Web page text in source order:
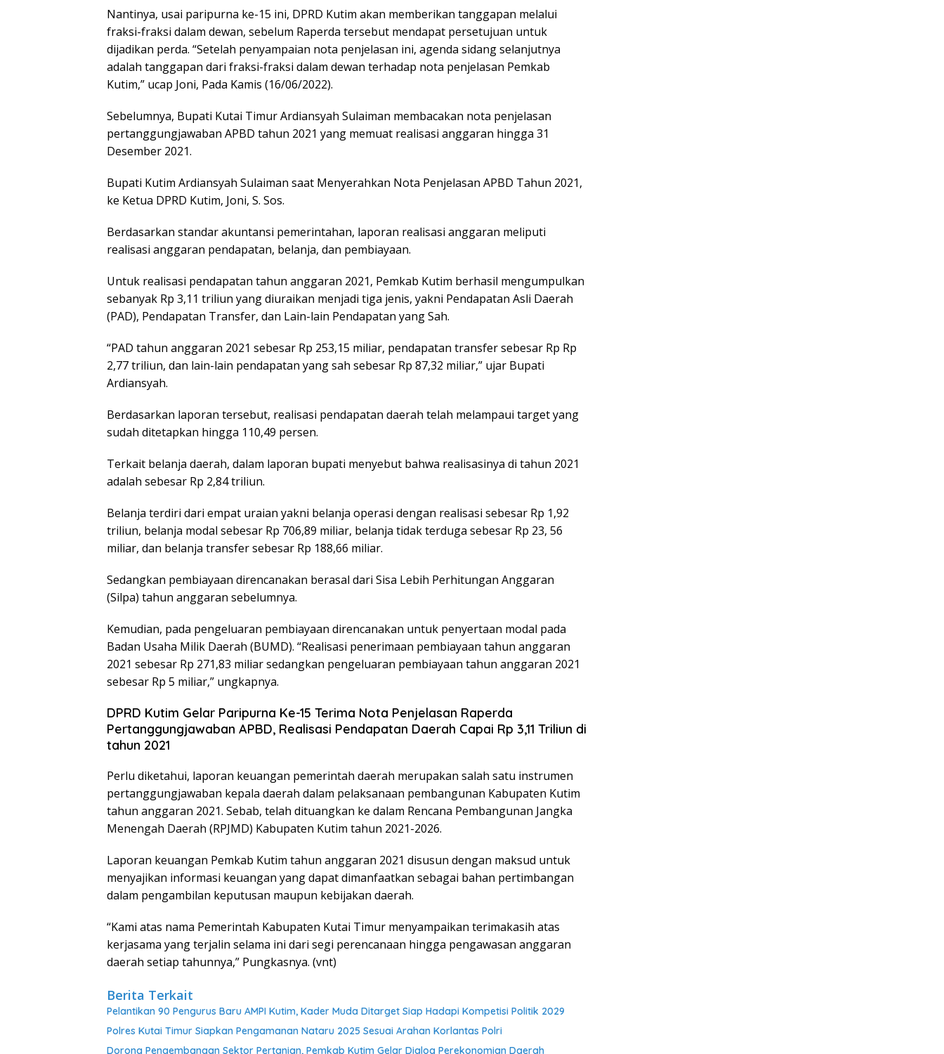
Nantinya, usai paripurna ke-15 ini, DPRD Kutim akan memberikan tanggapan melalui
fraksi-fraksi dalam dewan, sebelum Raperda tersebut mendapat persetujuan untuk
dijadikan perda. “Setelah penyampaian nota penjelasan ini, agenda sidang selanjutnya
adalah tanggapan dari fraksi-fraksi dalam dewan terhadap nota penjelasan Pemkab
Kutim,” ucap Joni, Pada Kamis (16/06/2022).
Sebelumnya, Bupati Kutai Timur Ardiansyah Sulaiman membacakan nota penjelasan
pertanggungjawaban APBD tahun 2021 yang memuat realisasi anggaran hingga 31
Desember 2021.
Bupati Kutim Ardiansyah Sulaiman saat Menyerahkan Nota Penjelasan APBD Tahun 2021,
ke Ketua DPRD Kutim, Joni, S. Sos.
Berdasarkan standar akuntansi pemerintahan, laporan realisasi anggaran meliputi
realisasi anggaran pendapatan, belanja, dan pembiayaan.
Untuk realisasi pendapatan tahun anggaran 2021, Pemkab Kutim berhasil mengumpulkan
sebanyak Rp 3,11 triliun yang diuraikan menjadi tiga jenis, yakni Pendapatan Asli Daerah
(PAD), Pendapatan Transfer, dan Lain-lain Pendapatan yang Sah.
“PAD tahun anggaran 2021 sebesar Rp 253,15 miliar, pendapatan transfer sebesar Rp Rp
2,77 triliun, dan lain-lain pendapatan yang sah sebesar Rp 87,32 miliar,” ujar Bupati
Ardiansyah.
Berdasarkan laporan tersebut, realisasi pendapatan daerah telah melampaui target yang
sudah ditetapkan hingga 110,49 persen.
Terkait belanja daerah, dalam laporan bupati menyebut bahwa realisasinya di tahun 2021
adalah sebesar Rp 2,84 triliun.
Belanja terdiri dari empat uraian yakni belanja operasi dengan realisasi sebesar Rp 1,92
triliun, belanja modal sebesar Rp 706,89 miliar, belanja tidak terduga sebesar Rp 23, 56
miliar, dan belanja transfer sebesar Rp 188,66 miliar.
Sedangkan pembiayaan direncanakan berasal dari Sisa Lebih Perhitungan Anggaran
(Silpa) tahun anggaran sebelumnya.
Kemudian, pada pengeluaran pembiayaan direncanakan untuk penyertaan modal pada
Badan Usaha Milik Daerah (BUMD). “Realisasi penerimaan pembiayaan tahun anggaran
2021 sebesar Rp 271,83 miliar sedangkan pengeluaran pembiayaan tahun anggaran 2021
sebesar Rp 5 miliar,” ungkapnya.
DPRD Kutim Gelar Paripurna Ke-15 Terima Nota Penjelasan Raperda
Pertanggungjawaban APBD, Realisasi Pendapatan Daerah Capai Rp 3,11 Triliun di
tahun 2021
Perlu diketahui, laporan keuangan pemerintah daerah merupakan salah satu instrumen
pertanggungjawaban kepala daerah dalam pelaksanaan pembangunan Kabupaten Kutim
tahun anggaran 2021. Sebab, telah dituangkan ke dalam Rencana Pembangunan Jangka
Menengah Daerah (RPJMD) Kabupaten Kutim tahun 2021-2026.
Laporan keuangan Pemkab Kutim tahun anggaran 2021 disusun dengan maksud untuk
menyajikan informasi keuangan yang dapat dimanfaatkan sebagai bahan pertimbangan
dalam pengambilan keputusan maupun kebijakan daerah.
“Kami atas nama Pemerintah Kabupaten Kutai Timur menyampaikan terimakasih atas
kerjasama yang terjalin selama ini dari segi perencanaan hingga pengawasan anggaran
daerah setiap tahunnya,” Pungkasnya. (vnt)
Berita Terkait
Pelantikan 90 Pengurus Baru AMPI Kutim, Kader Muda Ditarget Siap Hadapi Kompetisi Politik 2029
Polres Kutai Timur Siapkan Pengamanan Nataru 2025 Sesuai Arahan Korlantas Polri
Dorong Pengembangan Sektor Pertanian, Pemkab Kutim Gelar Dialog Perekonomian Daerah